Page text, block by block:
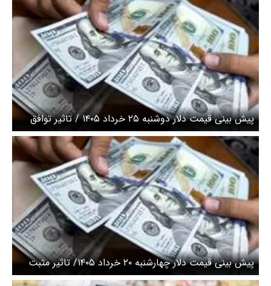
پیش‌ بینی قیمت دلار دوشنبه ۲۵ خرداد ۱۴۰۵ / تاثیر توافق
احتمالی بر عقب نشینی دلار تا ۱۶۷ هزار
پیش ‌بینی قیمت دلار چهارشنبه ۲۰ خرداد ۱۴۰۵/ تاثیر مثبت
پیشرفت در مذاکرات بر قیمت دلار